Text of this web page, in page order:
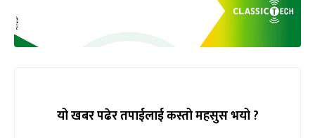
यो खबर पढेर तपाईलाई कस्तो महसुस भयो ?